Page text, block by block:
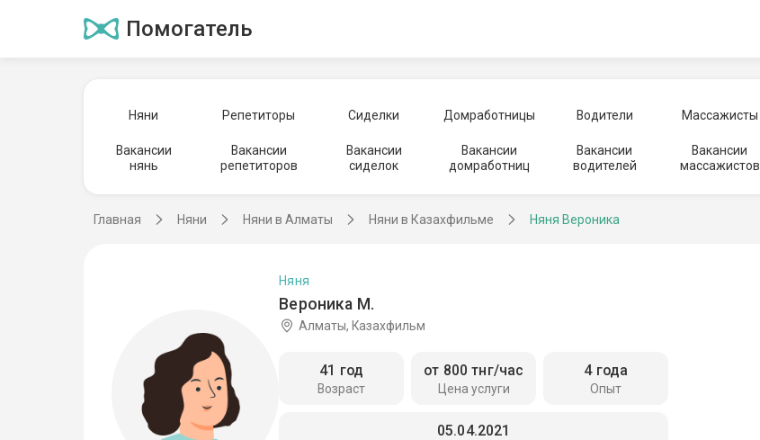
Помогатель
Няни Репетиторы Сиделки Домработницы Водители Массажисты
Вакансии
нянь
Вакансии
репетиторов
Вакансии
сиделок
Вакансии
домработниц
Вакансии
водителей
Вакансии
массажистов
Главная Няни Няни в Алматы Няни в Казахфильме Няня Вероника
Вероника М.
Няня
Алматы, Казахфильм
Возраст
41 год
Цена услуги
от 800 тнг/час
Опыт
4 года
05.04.2021